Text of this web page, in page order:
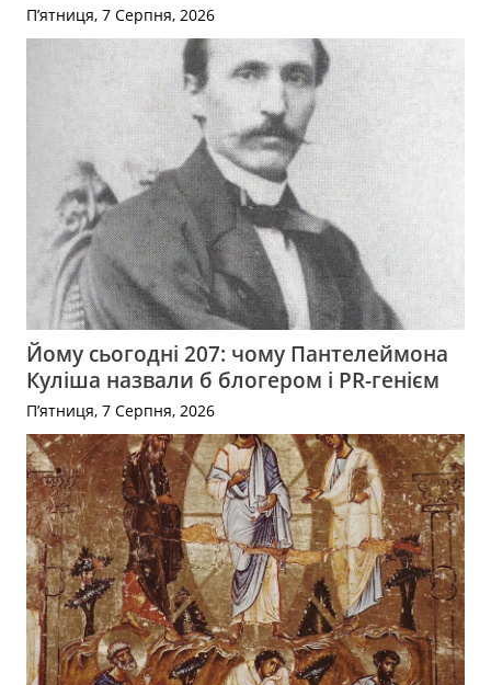
П’ятниця, 7 Серпня, 2026
Йому сьогодні 207: чому Пантелеймона
Куліша назвали б блогером і PR-генієм
П’ятниця, 7 Серпня, 2026